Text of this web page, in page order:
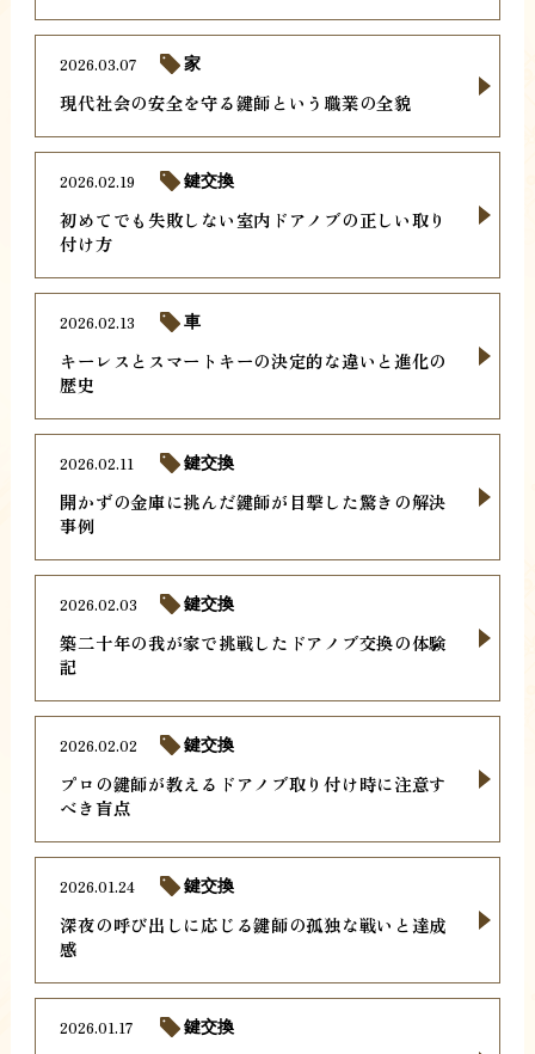
現代社会の安全を守る鍵師という職業の全貌
2026.03.07 家
初めてでも失敗しない室内ドアノブの正しい取り
付け方
2026.02.19 鍵交換
キーレスとスマートキーの決定的な違いと進化の
歴史
2026.02.13 車
開かずの金庫に挑んだ鍵師が目撃した驚きの解決
事例
2026.02.11 鍵交換
築二十年の我が家で挑戦したドアノブ交換の体験
記
2026.02.03 鍵交換
プロの鍵師が教えるドアノブ取り付け時に注意す
べき盲点
2026.02.02 鍵交換
深夜の呼び出しに応じる鍵師の孤独な戦いと達成
感
2026.01.24 鍵交換
2026.01.17 鍵交換